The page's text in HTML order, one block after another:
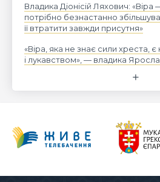
Владика Діонісій Ляхович:
потрібно безнастанно
її втратити завжди присутня»
«Віра, яка не знає сили хреста, є
і лукавством», — владика